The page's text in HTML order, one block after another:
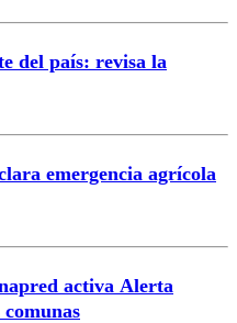
del país: revisa la
emergencia agrícola
activa Alerta